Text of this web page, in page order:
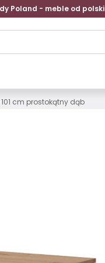
Poland - meble od
cm prostokątny dąb